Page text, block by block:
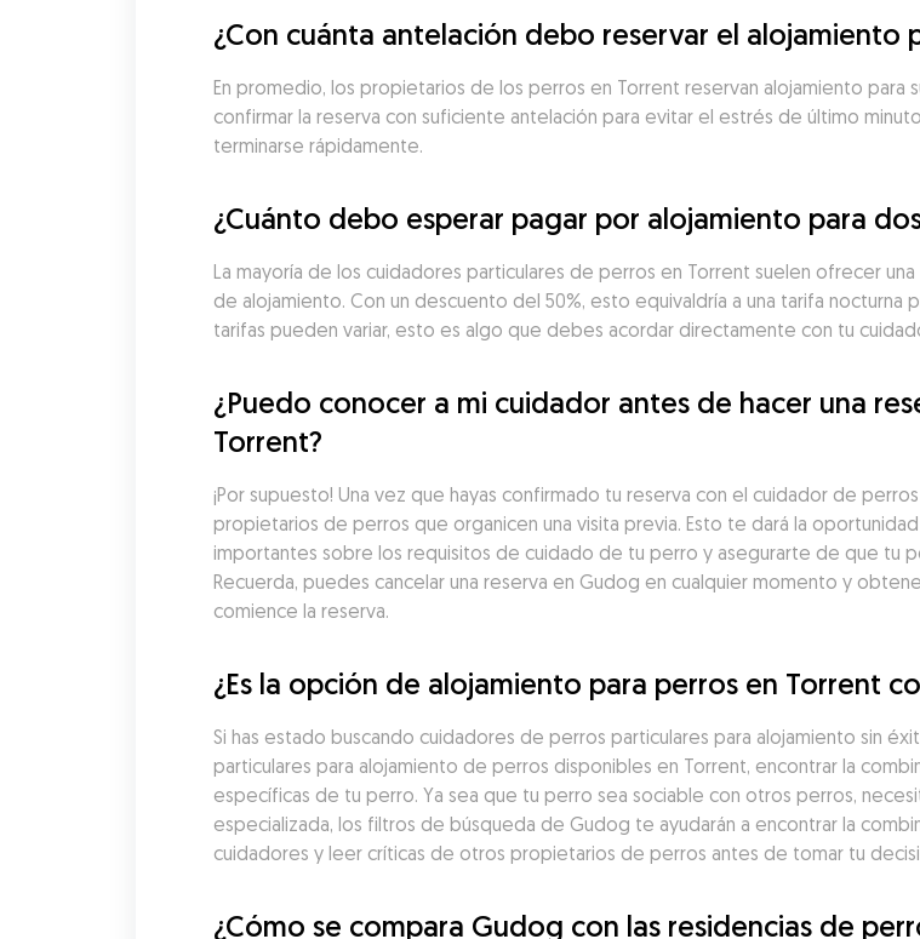
¿Con cuánta antelación debo reservar el alojamiento
En promedio, los propietarios de los perros en Torrent reservan alojamiento para
confirmar la reserva con suficiente antelación para evitar el estrés de último
terminarse rápidamente.
¿Cuánto debo esperar pagar por alojamiento para
La mayoría de los cuidadores particulares de perros en Torrent suelen ofrecer
de alojamiento. Con un descuento del 50%, esto equivaldría a una tarifa
tarifas pueden variar, esto es algo que debes acordar directamente con tu
¿Puedo conocer a mi cuidador antes de hacer una
Torrent?
¡Por supuesto! Una vez que hayas confirmado tu reserva con el cuidador de
propietarios de perros que organicen una visita previa. Esto te dará la
importantes sobre los requisitos de cuidado de tu perro y asegurarte de que tu
Recuerda, puedes cancelar una reserva en Gudog en cualquier momento y
comience la reserva.
¿Es la opción de alojamiento para perros en Torrent
Si has estado buscando cuidadores de perros particulares para alojamiento sin
particulares para alojamiento de perros disponibles en Torrent, encontrar la
específicas de tu perro. Ya sea que tu perro sea sociable con otros perros,
especializada, los filtros de búsqueda de Gudog te ayudarán a encontrar la
cuidadores y leer críticas de otros propietarios de perros antes de tomar tu
¿Cómo se compara Gudog con las residencias de